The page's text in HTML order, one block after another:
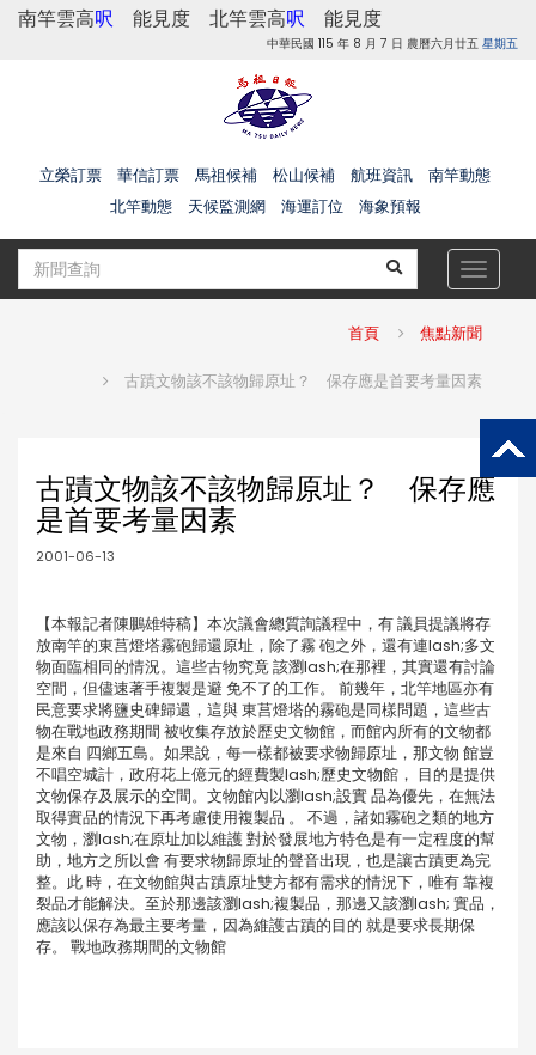
南竿雲高呎 能見度 北竿雲高呎 能見度
中華民國 115 年 8 月 7 日 農曆六月廿五 星期五
立榮訂票 華信訂票 馬祖候補 松山候補 航班資訊
南竿動態
北竿動態
天候監測網 海運訂位 海象預報
Toggle
首頁 焦點新聞
古蹟文物該不該物歸原址？ 保存應是首要考量因素
古蹟文物該不該物歸原址？ 保存應
是首要考量因素
2001-06-13
【本報記者陳鵬雄特稿】本次議會總質詢議程中，有 議員提議將存
放南竿的東莒燈塔霧砲歸還原址，除了霧 砲之外，還有連lash;多文
物面臨相同的情況。這些古物究竟 該瀏lash;在那裡，其實還有討論
空間，但儘速著手複製是避 免不了的工作。 前幾年，北竿地區亦有
民意要求將鹽史碑歸還，這與 東莒燈塔的霧砲是同樣問題，這些古
物在戰地政務期間 被收集存放於歷史文物館，而館內所有的文物都
是來自 四鄉五島。如果說，每一樣都被要求物歸原址，那文物 館豈
不唱空城計，政府花上億元的經費製lash;歷史文物館， 目的是提供
文物保存及展示的空間。文物館內以瀏lash;設實 品為優先，在無法
取得實品的情況下再考慮使用複製品 。 不過，諸如霧砲之類的地方
文物，瀏lash;在原址加以維護 對於發展地方特色是有一定程度的幫
助，地方之所以會 有要求物歸原址的聲音出現，也是讓古蹟更為完
整。此 時，在文物館與古蹟原址雙方都有需求的情況下，唯有 靠複
裂品才能解決。至於那邊該瀏lash;複製品，那邊又該瀏lash; 實品，
應該以保存為最主要考量，因為維護古蹟的目的 就是要求長期保
存。 戰地政務期間的文物館